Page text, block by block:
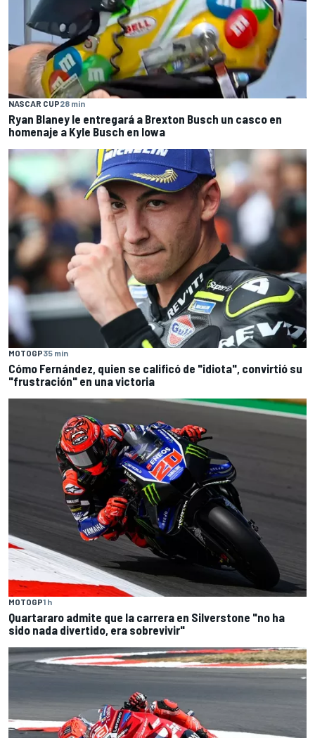
NASCAR CUP28 min
Ryan Blaney le entregará a Brexton Busch un casco en
homenaje a Kyle Busch en Iowa
MOTOGP35 min
Cómo Fernández, quien se calificó de "idiota", convirtió su
"frustración" en una victoria
MOTOGP1 h
Quartararo admite que la carrera en Silverstone "no ha
sido nada divertido, era sobrevivir"